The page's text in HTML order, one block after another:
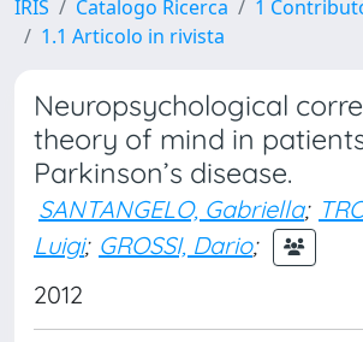
IRIS Catalogo Ricerca
1
1.1 Articolo in rivista
Neuropsychological
theory of mind in
Parkinson’s disease.
SANTANGELO, Gabriella;
Luigi; GROSSI, Dario;
2012